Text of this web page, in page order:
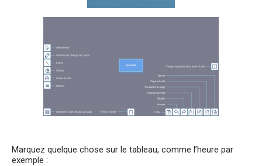
Marquez quelque chose sur le tableau, comme l’heure par
exemple :